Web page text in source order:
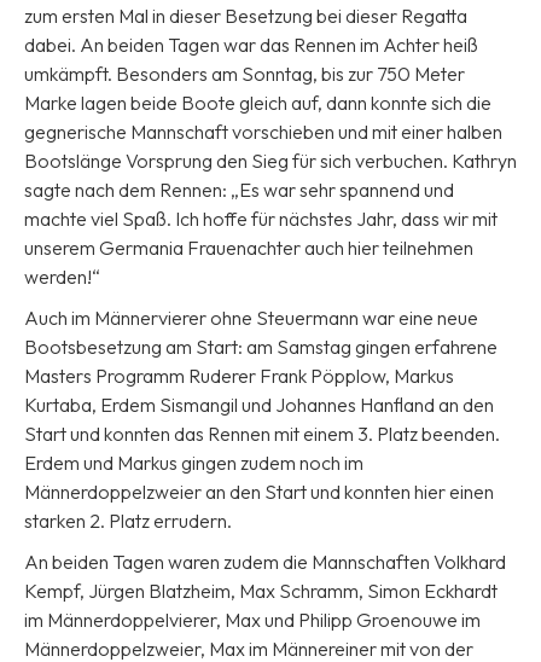
zum ersten Mal in dieser Besetzung bei dieser Regatta
dabei. An beiden Tagen war das Rennen im Achter heiß
umkämpft. Besonders am Sonntag, bis zur 750 Meter
Marke lagen beide Boote gleich auf, dann konnte sich die
gegnerische Mannschaft vorschieben und mit einer halben
Bootslänge Vorsprung den Sieg für sich verbuchen. Kathryn
sagte nach dem Rennen: „Es war sehr spannend und
machte viel Spaß. Ich hoffe für nächstes Jahr, dass wir mit
unserem Germania Frauenachter auch hier teilnehmen
werden!“
Auch im Männervierer ohne Steuermann war eine neue
Bootsbesetzung am Start: am Samstag gingen erfahrene
Masters Programm Ruderer Frank Pöpplow, Markus
Kurtaba, Erdem Sismangil und Johannes Hanfland an den
Start und konnten das Rennen mit einem 3. Platz beenden.
Erdem und Markus gingen zudem noch im
Männerdoppelzweier an den Start und konnten hier einen
starken 2. Platz errudern.
An beiden Tagen waren zudem die Mannschaften Volkhard
Kempf, Jürgen Blatzheim, Max Schramm, Simon Eckhardt
im Männerdoppelvierer, Max und Philipp Groenouwe im
Männerdoppelzweier, Max im Männereiner mit von der